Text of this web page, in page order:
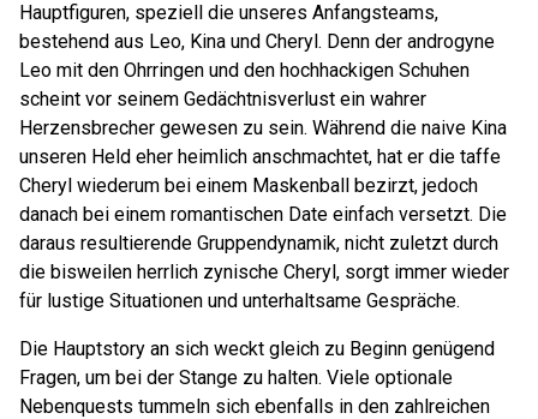
Hauptfiguren, speziell die unseres Anfangsteams,
bestehend aus Leo, Kina und Cheryl. Denn der androgyne
Leo mit den Ohrringen und den hochhackigen Schuhen
scheint vor seinem Gedächtnisverlust ein wahrer
Herzensbrecher gewesen zu sein. Während die naive Kina
unseren Held eher heimlich anschmachtet, hat er die taffe
Cheryl wiederum bei einem Maskenball bezirzt, jedoch
danach bei einem romantischen Date einfach versetzt. Die
daraus resultierende Gruppendynamik, nicht zuletzt durch
die bisweilen herrlich zynische Cheryl, sorgt immer wieder
für lustige Situationen und unterhaltsame Gespräche.
Die Hauptstory an sich weckt gleich zu Beginn genügend
Fragen, um bei der Stange zu halten. Viele optionale
Nebenquests tummeln sich ebenfalls in den zahlreichen